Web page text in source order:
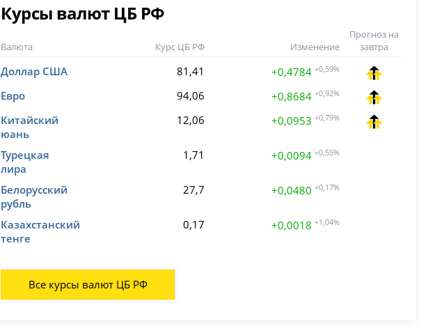
Курсы валют ЦБ РФ
Валюта Курс ЦБ РФ Изменение
Прогноз на
завтра
Доллар США 81,41 +0,4784 +0,59%
Евро 94,06 +0,8684 +0,92%
Китайский
юань
12,06 +0,0953 +0,79%
Турецкая
лира
1,71 +0,0094 +0,55%
Белорусский
рубль
27,7 +0,0480 +0,17%
Казахстанский
тенге
0,17 +0,0018 +1,04%
Все курсы валют ЦБ РФ